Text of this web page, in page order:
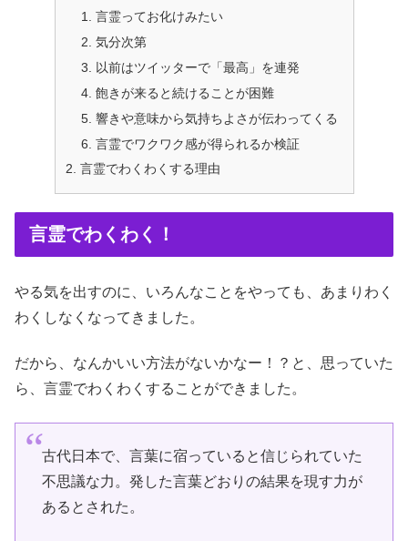
言霊ってお化けみたい
気分次第
以前はツイッターで「最高」を連発
飽きが来ると続けることが困難
響きや意味から気持ちよさが伝わってくる
言霊でワクワク感が得られるか検証
言霊でわくわくする理由
言霊でわくわく！
やる気を出すのに、いろんなことをやっても、あまりわく
わくしなくなってきました。
だから、なんかいい方法がないかなー！？と、思っていた
ら、言霊でわくわくすることができました。
古代日本で、言葉に宿っていると信じられていた
不思議な力。発した言葉どおりの結果を現す力が
あるとされた。